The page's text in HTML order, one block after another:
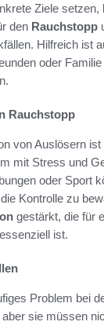
Ziele setzen,
den Rauchstopp
Hilfreich ist
oder
Rauchstopp
von Auslösern
mit Stress und
oder Sport
Kontrolle zu
gestärkt, die für
ist.
Problem bei
sie müssen